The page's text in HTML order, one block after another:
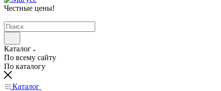
Честные цены!
Каталог
По всему сайту
По каталогу
Каталог